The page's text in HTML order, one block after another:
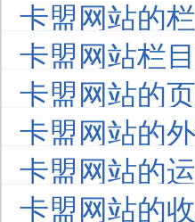
卡盟网站的
卡盟网站栏
卡盟网站的
卡盟网站的
卡盟网站的
卡盟网站的